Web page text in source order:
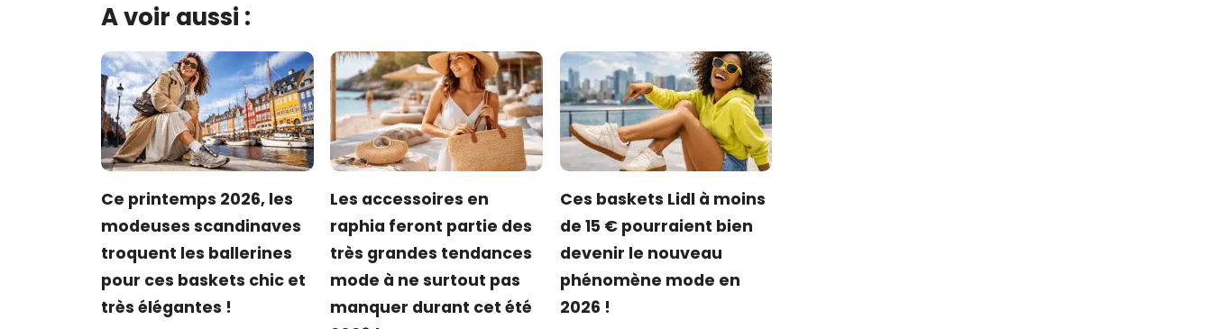
A voir aussi :
Ce printemps 2026, les
modeuses scandinaves
troquent les ballerines
pour ces baskets chic et
très élégantes !
Les accessoires en
raphia feront partie des
très grandes tendances
mode à ne surtout pas
manquer durant cet été
Ces baskets Lidl à moins
de 15 € pourraient bien
devenir le nouveau
phénomène mode en
2026 !